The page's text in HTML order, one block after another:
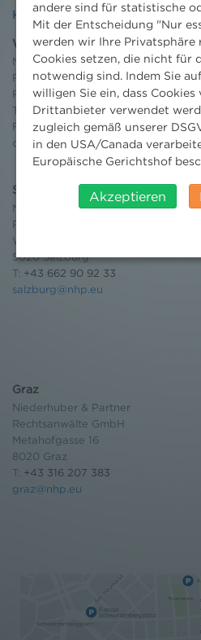
Kontakt
Wien
Niederhuber & Partner
Rechtsanwälte GmbH
Reisnerstraße 53, 1030 Wien
T:
+43 1 513 21 24-0
F: +43 1 513 21 24-300
office@nhp.eu
Salzburg
Niederhuber & Partner
Rechtsanwälte GmbH
Wilhelm-Spazier-Straße 2a
5020 Salzburg
T: +43 662 90 92 33
salzburg@nhp.eu
Graz
Niederhuber & Partner
Rechtsanwälte GmbH
Metahofgasse 16
8020 Graz
T: +43 316 207 383
graz@nhp.eu
andere sind für statistische
Mit der Entscheidung "Nur
werden wir Ihre Privatsphäre
Cookies setzen, die nicht für
notwendig sind. Indem Sie
willigen Sie ein, dass Cookies
Drittanbieter verwendet
zugleich gemäß unserer
in den USA/Canada
Europäische Gerichtshof
insbesondere das Risiko,
Behörden, zu Kontroll- und
Überwachungszwecken,
werden können. Zudem
Bildschirmrand ein Cookie-
Einwilligung widerrufen und
Akzeptieren